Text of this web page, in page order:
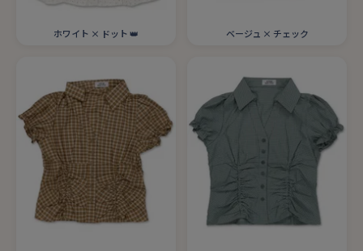
ホワイト × ドット 👑 ベージュ × チェック